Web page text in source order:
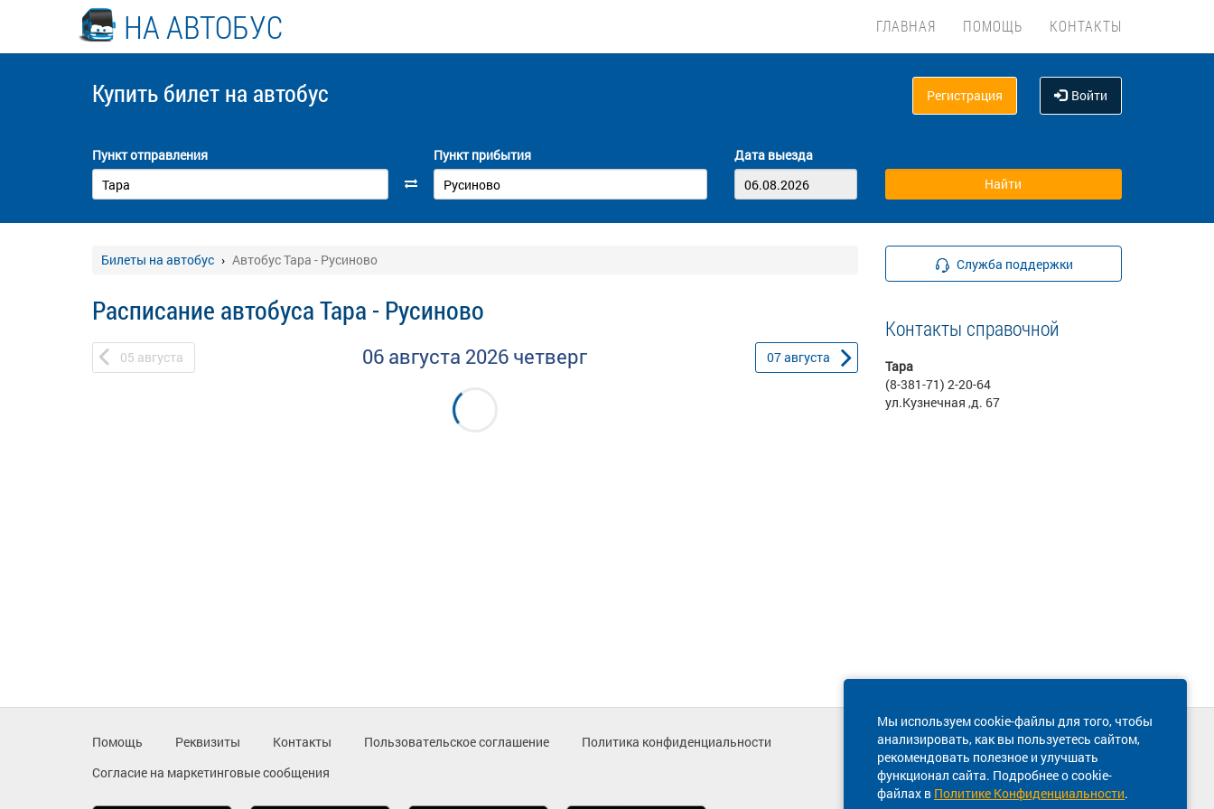
НА АВТОБУС ГЛАВНАЯ ПОМОЩЬ КОНТАКТЫ
Купить билет на автобус Регистрация Войти
Пункт отправления Пункт прибытия Дата выезда
Билеты на автобус Автобус Тара - Русиново
Расписание автобуса Тара - Русиново
05 августа 06 августа 2026 четверг 07августа
Служба поддержки
Контакты справочной
Тара
(8-381-71) 2-20-64
ул.Кузнечная ,д. 67
Мы используем cookie-файлы для того, чтобы
анализировать, как вы пользуетесь сайтом,
рекомендовать полезное и улучшать
функционал сайта. Подробнее о cookie-
файлах в Политике Конфиденциальности.
Помощь Реквизиты Контакты Пользовательское соглашение
Политика конфиденциальности
Согласие на маркетинговые сообщения
Техническая поддержка сайта
8 800 600-03-38